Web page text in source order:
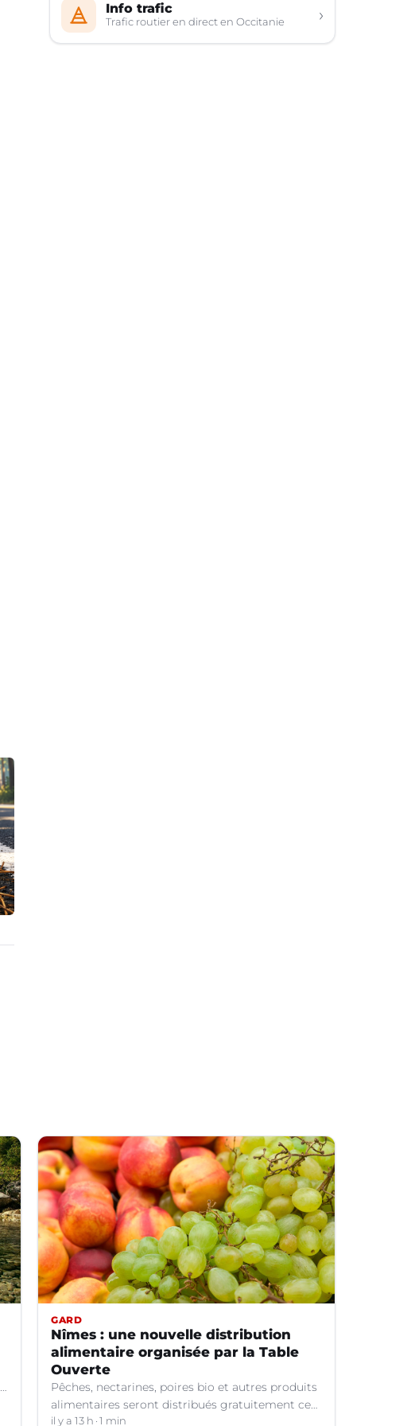
Info trafic
Trafic routier en direct en Occitanie ›
GARD
Nîmes : une nouvelle distribution
alimentaire organisée par la Table
Ouverte
Pêches, nectarines, poires bio et autres produits
alimentaires seront distribués gratuitement ce
vendredi 7 août par les bénévoles de la Table
il y a 13 h 1 min